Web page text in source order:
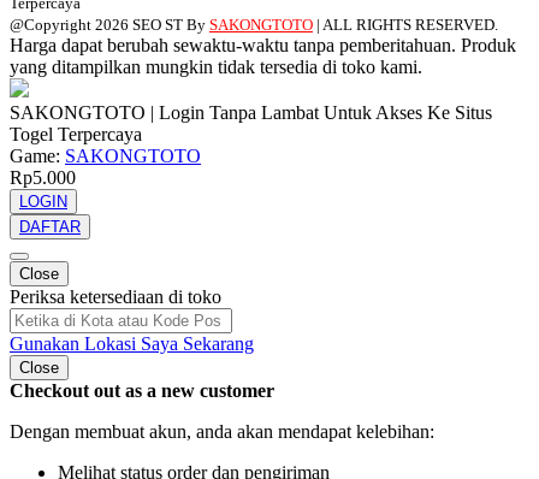
@Copyright 2026 SEO ST By SAKONGTOTO | ALL RIGHTS RESERVED.
Harga dapat berubah sewaktu-waktu tanpa pemberitahuan. Produk
yang ditampilkan mungkin tidak tersedia di toko kami.
SAKONGTOTO | Login Tanpa Lambat Untuk Akses Ke Situs
Togel Terpercaya
Game: SAKONGTOTO
Rp5.000
LOGIN
DAFTAR
Close
Periksa ketersediaan di toko
Gunakan Lokasi Saya Sekarang
Close
Checkout out as a new customer
Dengan membuat akun, anda akan mendapat kelebihan:
Melihat status order dan pengiriman